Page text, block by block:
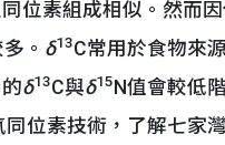
位素組成相似。然而
。 δ13C常用於食物來
δ13C與δ15N值會較低
位素技術，了解七家